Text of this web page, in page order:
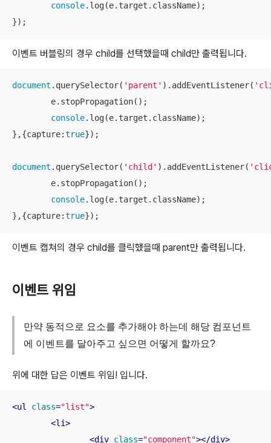
console.log(e.target.className);
});
이벤트 버블링의 경우 child를 선택했을때 child만 출력됩니다.
document .querySelector( 'parent' ).addEventListener(
console.log(e.target.className);
},{capture:true});
document .querySelector( 'child' ).addEventListener(
console.log(e.target.className);
},{capture:true});
이벤트 캡쳐의 경우 child를 클릭했을때 parent만 출력됩니다.
이벤트 위임
만약 동적으로 요소를 추가해야 하는데 해당 컴포넌트
에 이벤트를 달아주고 싶으면 어떻게 할까요?
위에 대한 답은 이벤트 위임! 입니다.
<ul class="list">
<li>
<div class="component"></div>